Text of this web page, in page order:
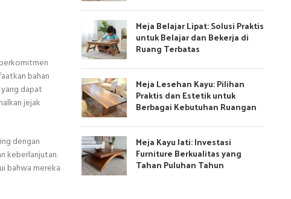
bahan
dapat
jejak
dengan
keberlanjutan.
bahwa mereka
Meja Belajar Lipat: Solusi Praktis
untuk Belajar dan Bekerja di
Ruang Terbatas
Meja Lesehan Kayu: Pilihan
Praktis dan Estetik untuk
Berbagai Kebutuhan Ruangan
Meja Kayu Jati: Investasi
Furniture Berkualitas yang
Tahan Puluhan Tahun